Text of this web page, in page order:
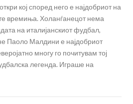
кој според него е најдобриот на
времиња. Холанѓанецот нема
на италијанскиот фудбал,
Паоло Малдини е најдобриот
многу го почитувам тој
легенда. Играше на